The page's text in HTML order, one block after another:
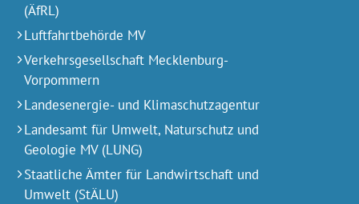
(ÄfRL)
Luftfahrtbehörde MV
Verkehrsgesellschaft Mecklenburg-
Vorpommern
Landesenergie- und Klimaschutzagentur
Landesamt für Umwelt, Naturschutz und
Geologie MV (LUNG)
Staatliche Ämter für Landwirtschaft und
Umwelt (StÄLU)